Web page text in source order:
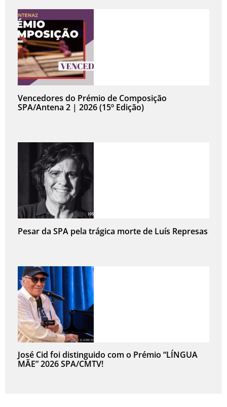
Vencedores do Prémio de Composição
SPA/Antena 2 | 2026 (15º Edição)
Pesar da SPA pela trágica morte de Luís Represas
José Cid foi distinguido com o Prémio “LÍNGUA
MÃE” 2026 SPA/CMTV!